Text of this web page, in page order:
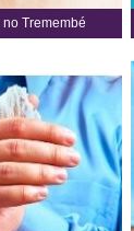
Tremembé